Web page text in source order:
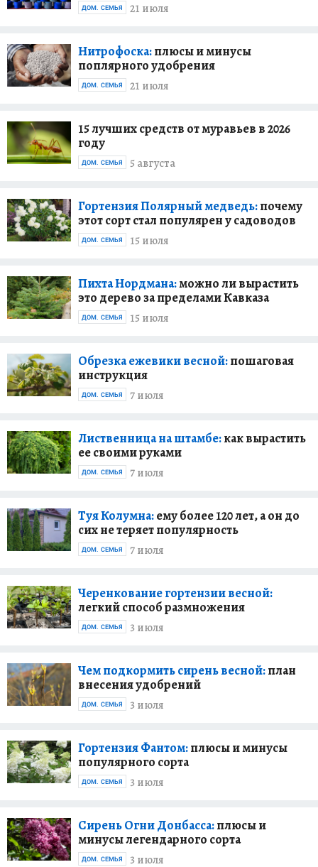
21 июля
ДОМ. СЕМЬЯ
Нитрофоска:плюсы и минусы
поплярного удобрения
21 июля
ДОМ. СЕМЬЯ
15 лучших средств от муравьев в 2026
году
5 августа
ДОМ. СЕМЬЯ
Гортензия Полярный медведь:почему
этот сорт стал популярен у садоводов
15 июля
ДОМ. СЕМЬЯ
Пихта Нордмана:можно ли вырастить
это дерево за пределами Кавказа
15 июля
ДОМ. СЕМЬЯ
Обрезка ежевики весной:пошаговая
инструкция
7 июля
ДОМ. СЕМЬЯ
Лиственница на штамбе:как вырастить
ее своими руками
7 июля
ДОМ. СЕМЬЯ
Туя Колумна:ему более 120 лет, а он до
сих не теряет популярность
7 июля
ДОМ. СЕМЬЯ
Черенкование гортензии весной:
легкий способ размножения
3 июля
ДОМ. СЕМЬЯ
Чем подкормить сирень весной:план
внесения удобрений
3 июля
ДОМ. СЕМЬЯ
Гортензия Фантом:плюсы и минусы
популярного сорта
3 июля
ДОМ. СЕМЬЯ
Сирень Огни Донбасса:плюсы и
минусы легендарного сорта
3 июля
ДОМ. СЕМЬЯ